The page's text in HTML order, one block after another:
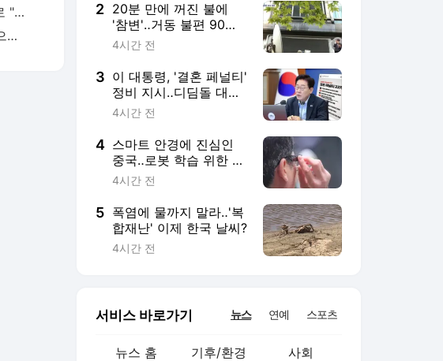
조국, 구치소 자진 출석‥마지막 메시지로 "남은 건 검찰 해체"
일본 정부, 탄핵안 가결에 "중대한 관심으로 주시‥긴밀 소통"
2 20분 만에 꺼진 불에
'참변'‥거동 불편 90대
·60대 모녀 숨져
4시간 전
3 이 대통령, '결혼 페널티'
정비 지시‥디딤돌 대출·
특공 가점 등 22개 개편
4시간 전
4 스마트 안경에 진심인
중국‥로봇 학습 위한 데
이터 확보가 목적?
4시간 전
5 폭염에 물까지 말라‥'복
합재난' 이제 한국 날씨?
4시간 전
서비스 바로가기 뉴스 연예 스포츠
뉴스 홈 기후/환경 사회